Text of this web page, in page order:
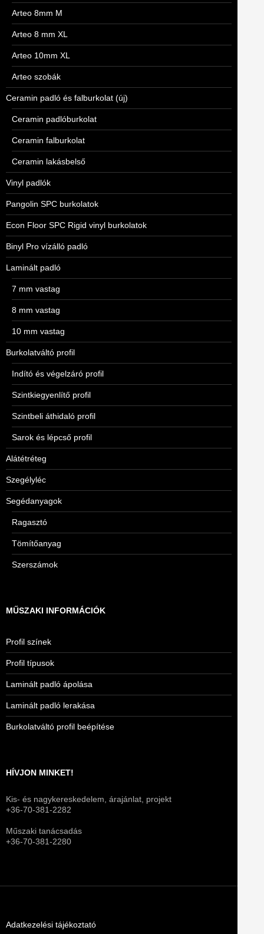
Arteo 8mm M
Arteo 8 mm XL
Arteo 10mm XL
Arteo szobák
Ceramin padló és falburkolat (új)
Ceramin padlóburkolat
Ceramin falburkolat
Ceramin lakásbelső
Vinyl padlók
Pangolin SPC burkolatok
Econ Floor SPC Rigid vinyl burkolatok
Binyl Pro vízálló padló
Laminált padló
7 mm vastag
8 mm vastag
10 mm vastag
Burkolatváltó profil
Indító és végelzáró profil
Szintkiegyenlítő profil
Szintbeli áthidaló profil
Sarok és lépcső profil
Alátétréteg
Szegélyléc
Segédanyagok
Ragasztó
Tömítőanyag
Szerszámok
MŰSZAKI INFORMÁCIÓK
Profil színek
Profil típusok
Laminált padló ápolása
Laminált padló lerakása
Burkolatváltó profil beépítése
HÍVJON MINKET!
Kis- és nagykereskedelem, árajánlat, projekt
+36-70-381-2282
Műszaki tanácsadás
+36-70-381-2280
Adatkezelési tájékoztató